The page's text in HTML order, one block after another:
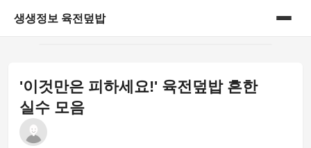
생생정보 육전덮밥
게시판
'이것만은 피하세요!' 육전덮밥 흔한
실수 모음